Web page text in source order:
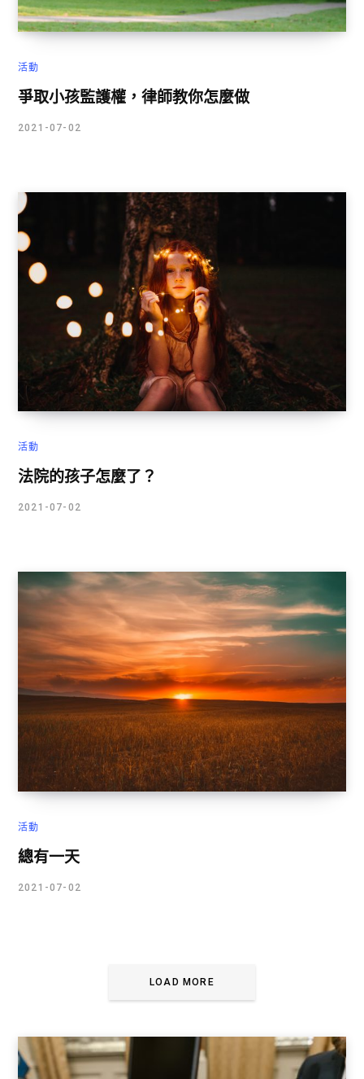
活動
爭取小孩監護權，律師教你怎麼做
2021-07-02
活動
法院的孩子怎麼了？
2021-07-02
活動
總有一天
2021-07-02
LOAD MORE